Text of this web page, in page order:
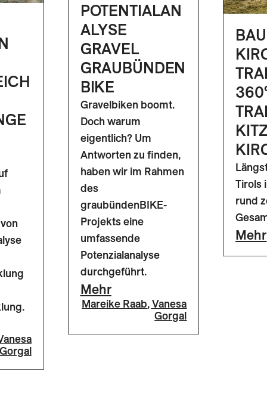
POTENTIALAN
ALYSE
GRAVEL
GRAUBÜNDEN
BIKE
Gravelbiken boomt.
Doch warum
eigentlich? Um
Antworten zu finden,
haben wir im Rahmen
des
graubündenBIKE-
Projekts eine
umfassende
Potenzialanalyse
durchgeführt.
Mehr
Mareike Raab,Vanesa
Gorgal
BAU
Tirols
rund
Mehr